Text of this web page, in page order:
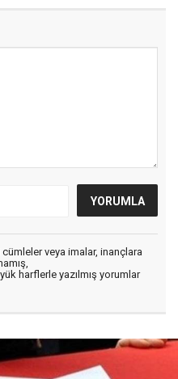
veya imalar, inançlara
harflerle yazılmış yorumlar